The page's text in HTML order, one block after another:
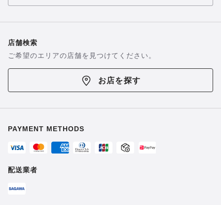
店舗検索
ご希望のエリアの店舗を見つけてください。
お店を探す
PAYMENT METHODS
配送業者